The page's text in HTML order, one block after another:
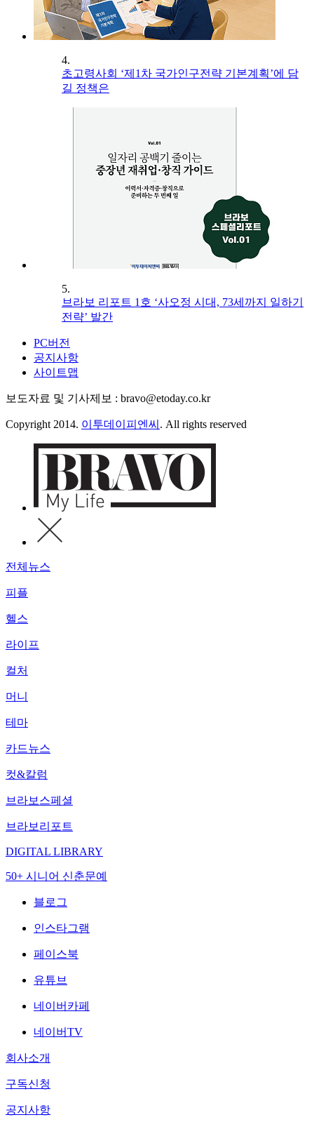
4.
초고령사회 ‘제1차 국가인구전략 기본계획’에 담
길 정책은
5.
브라보 리포트 1호 ‘사오정 시대, 73세까지 일하기
전략’ 발간
PC버전
공지사항
사이트맵
보도자료 및 기사제보 : bravo@etoday.co.kr
Copyright 2014. 이투데이피엔씨 . All rights reserved
전체뉴스
피플
헬스
라이프
컬처
머니
테마
카드뉴스
컷&칼럼
브라보스페셜
브라보리포트
DIGITAL LIBRARY
50+ 시니어 신춘문예
블로그
인스타그램
페이스북
유튜브
네이버카페
네이버TV
회사소개
구독신청
공지사항